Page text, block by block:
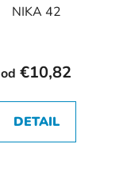
NIKA 42
od €10,82
DETAIL